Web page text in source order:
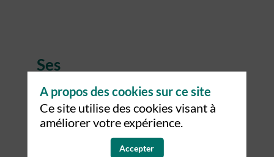
Ses
sessions
Retrouvez la liste de toutes les sessions
présentées par ce speaker pour ne manquer
aucune de ses interventions.
A propos des cookies sur ce site
Ce site utilise des cookies visant à
améliorer votre expérience.
Accepter